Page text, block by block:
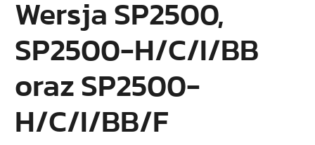
Wersja SP2500,
SP2500-H/C/I/BB
oraz SP2500-
H/C/I/BB/F